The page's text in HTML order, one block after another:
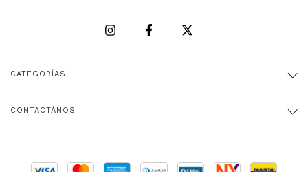
CATEGORÍAS
CONTACTÁNOS